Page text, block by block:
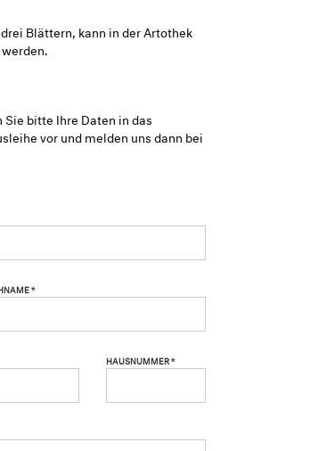
Blättern, kann in der Artothek
bitte Ihre Daten in das
vor und melden uns dann bei
*
HAUSNUMMER *